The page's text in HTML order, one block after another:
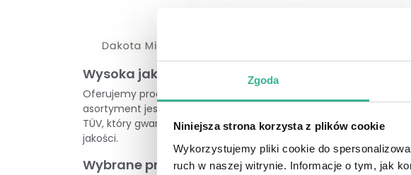
Zgoda
Niniejsza strona korzysta z plików cookie
Wykorzystujemy pliki cookie do
ruch w naszej witrynie. Informacje o tym, jak
Wysoka jakość
Oferujemy produkty marki Adal
, czyli wieloletniego producenta
asortyment jest dopracowany w najmniejszych szczegółach.
TÜV, który gwarantuje, że wyroby spełniają określone kryteria i
jakości.
Wybrane propozycje